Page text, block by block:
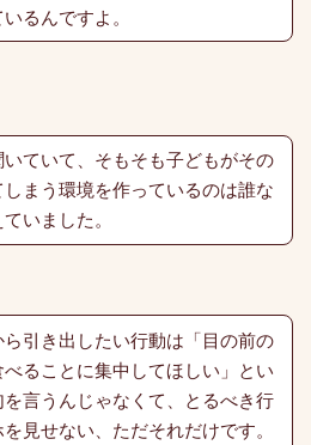
るんですよ。
ていて、そもそも子どもがその
まう環境を作っているのは誰な
いました。
引き出したい行動は「目の前の
ることに集中してほしい」とい
を言うんじゃなくて、とるべき行
見せない、ただそれだけです。